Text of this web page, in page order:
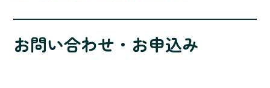
お問い合わせ・お申込み